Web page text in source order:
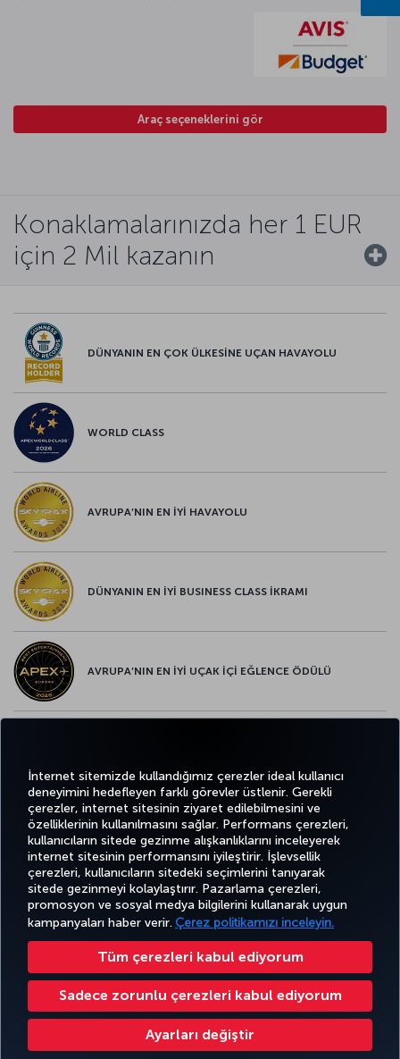
İnternet sitemizde kullandığımız çerezler ideal kullanıcı
deneyimini hedefleyen farklı görevler üstlenir. Gerekli
çerezler, internet sitesinin ziyaret edilebilmesini ve
özelliklerinin kullanılmasını sağlar. Performans çerezleri,
kullanıcıların sitede gezinme alışkanlıklarını inceleyerek
internet sitesinin performansını iyileştirir. İşlevsellik
çerezleri, kullanıcıların sitedeki seçimlerini tanıyarak
sitede gezinmeyi kolaylaştırır. Pazarlama çerezleri,
promosyon ve sosyal medya bilgilerini kullanarak uygun
kampanyaları haber verir. Çerez politikamızı inceleyin.
Tüm çerezleri kabul ediyorum
Sadece zorunlu çerezleri kabul ediyorum
Ayarları değiştir
Araç seçeneklerini gör
Konaklamalarınızda her 1 EUR
için 2 Mil kazanın
DÜNYANIN EN ÇOK ÜLKESİNE UÇAN HAVAYOLU
WORLD CLASS
AVRUPA’NIN EN İYİ HAVAYOLU
DÜNYANIN EN İYİ BUSINESS CLASS İKRAMI
AVRUPA’NIN EN İYİ UÇAK İÇİ EĞLENCE ÖDÜLÜ
TwitterFacebook
Instagram
YoutubeLinkedIn
TiktokBlogPinterest
BİLET
AL VE
YÖNET
DENEYİM
FIRSATLAR
VE UÇUŞ
NOKTALARI
POPÜLER
UÇUŞLAR
YARDIM
AIRLINES
HOLIDAYS
Bilgi Toplumu Hizmetleri Erişilebilirlik Gizlilik ve Çerez Politikası Yasal Uyarı Yolcu Hakları
Çerez Ayarlarını Değiştir
Türk Hava Yolları A.O. Her hakkı saklıdır. © 1996 - 2026